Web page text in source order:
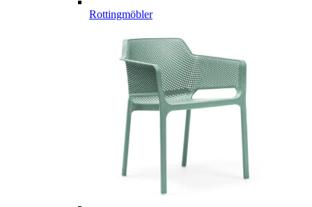
Rottingmöbler